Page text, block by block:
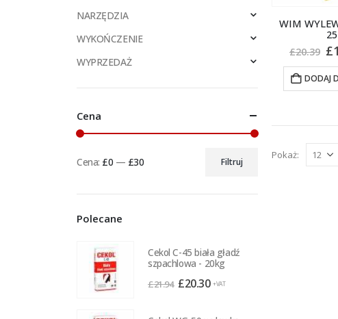
WIM
£20.39 £
DODAJ
Pokaż:
NARZĘDZIA
WYKOŃCZENIE
WYPRZEDAŻ
Cena
Filtruj
Cena: £0 — £30
Polecane
Cekol C-45 biała gładź
szpachlowa - 20kg
£21.94 Pierwotna
wynosiła:
£20.30Aktualna
wynosi:
+VAT